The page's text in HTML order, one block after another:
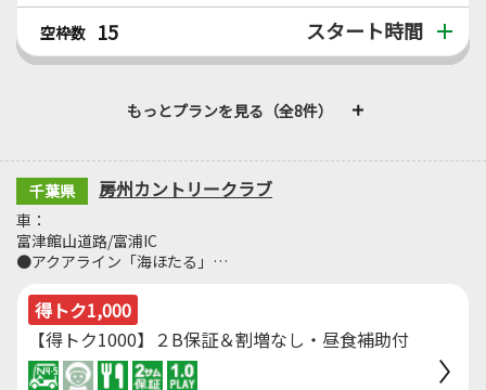
空枠数 15 スタート時間
もっとプランを見る（全8件）
千葉県 房州カントリークラブ
車：
富津館山道路/富浦IC
●アクアライン「海ほたる」…
得トク1,000
【得トク1000】２B保証＆割増なし・昼食補助付